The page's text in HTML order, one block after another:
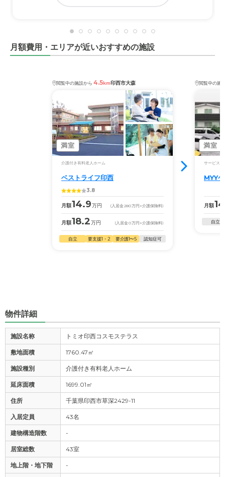
月額費用・エリアが近いおすすめの施設
閲覧中の施設から 4.5km印西市大森
満室
介護付き有料老人ホーム
ベストライフ印西
3.8
月額14.9万円 (入居金280万円 +介護保険料)
月額18.2万円 (入居金0万円 +介護保険料)
自立 要支援1・2 要介護1〜5 認知症可
閲覧中の施
満室
サービス付
MYY
月額
自立
物件詳細
施設名称 トミオ印西コスモステラス
敷地面積 1760.47㎡
施設種別 介護付き有料老人ホーム
延床面積 1699.01㎡
住所 千葉県印西市草深2429-11
入居定員 43名
建物構造階数 -
居室総数 43室
地上階・地下階 -